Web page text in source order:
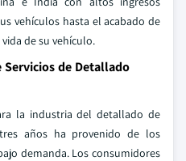
vehículos hasta el acabado de
de su vehículo.
Servicios de Detallado
la industria del detallado de
años ha provenido de los
demanda. Los consumidores